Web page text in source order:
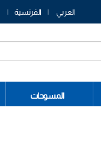
العربي الفرنسية
المسوحات